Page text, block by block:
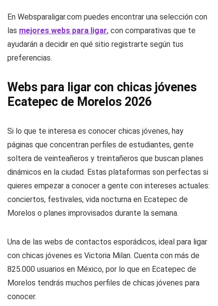
En Websparaligar.com puedes encontrar una selección con
las mejores webs para ligar, con comparativas que te
ayudarán a decidir en qué sitio registrarte según tus
preferencias.
Webs para ligar con chicas jóvenes
Ecatepec de Morelos 2026
Si lo que te interesa es conocer chicas jóvenes, hay
páginas que concentran perfiles de estudiantes, gente
soltera de veinteañeros y treintañeros que buscan planes
dinámicos en la ciudad. Estas plataformas son perfectas si
quieres empezar a conocer a gente con intereses actuales:
conciertos, festivales, vida nocturna en Ecatepec de
Morelos o planes improvisados durante la semana.
Una de las webs de contactos esporádicos, ideal para ligar
con chicas jóvenes es Victoria Milan. Cuenta con más de
825.000 usuarios en México, por lo que en Ecatepec de
Morelos tendrás muchos perfiles de chicas jóvenes para
conocer.